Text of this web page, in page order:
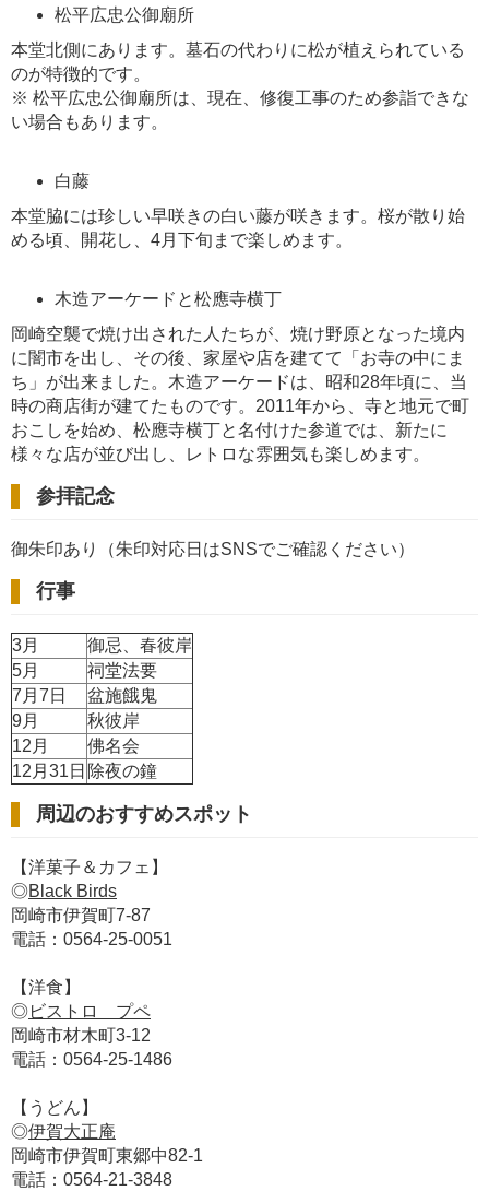
松平広忠公御廟所
本堂北側にあります。墓石の代わりに松が植えられている
のが特徴的です。
※ 松平広忠公御廟所は、現在、修復工事のため参詣できな
い場合もあります。
白藤
本堂脇には珍しい早咲きの白い藤が咲きます。桜が散り始
める頃、開花し、4月下旬まで楽しめます。
木造アーケードと松應寺横丁
岡崎空襲で焼け出された人たちが、焼け野原となった境内
に闇市を出し、その後、家屋や店を建てて「お寺の中にま
ち」が出来ました。木造アーケードは、昭和28年頃に、当
時の商店街が建てたものです。2011年から、寺と地元で町
おこしを始め、松應寺横丁と名付けた参道では、新たに
様々な店が並び出し、レトロな雰囲気も楽しめます。
参拝記念
御朱印あり（朱印対応日はSNSでご確認ください）
行事
3月
御忌、春彼岸
5月
祠堂法要
7月7日
盆施餓鬼
9月
秋彼岸
12月
佛名会
12月31日 除夜の鐘
周辺のおすすめスポット
【洋菓子＆カフェ】
◎Black Birds
岡崎市伊賀町7-87
電話：0564-25-0051
【洋食】
◎ビストロ プペ
岡崎市材木町3-12
電話：0564-25-1486
【うどん】
◎伊賀大正庵
岡崎市伊賀町東郷中82-1
電話：0564-21-3848